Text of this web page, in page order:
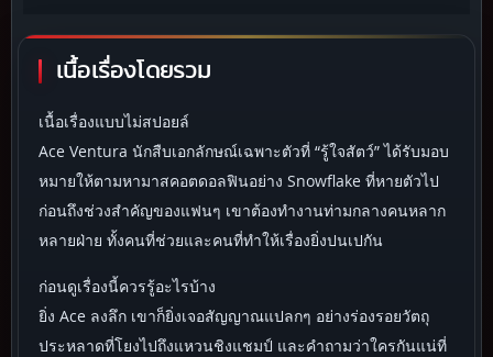
เนื้อเรื่องโดยรวม
เนื้อเรื่องแบบไม่สปอยล์
Ace Ventura นักสืบเอกลักษณ์เฉพาะตัวที่ “รู้ใจสัตว์” ได้รับมอบ
หมายให้ตามหามาสคอตดอลฟินอย่าง Snowflake ที่หายตัวไป
ก่อนถึงช่วงสำคัญของแฟนๆ เขาต้องทำงานท่ามกลางคนหลาก
หลายฝ่าย ทั้งคนที่ช่วยและคนที่ทำให้เรื่องยิ่งปนเปกัน
ก่อนดูเรื่องนี้ควรรู้อะไรบ้าง
ยิ่ง Ace ลงลึก เขาก็ยิ่งเจอสัญญาณแปลกๆ อย่างร่องรอยวัตถุ
ประหลาดที่โยงไปถึงแหวนชิงแชมป์ และคำถามว่าใครกันแน่ที่